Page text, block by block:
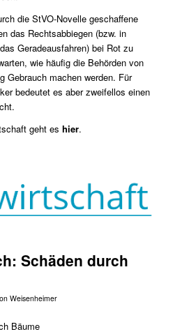
die StVO-Novelle geschaffene
das Rechtsabbiegen (bzw. in
Geradeausfahren) bei Rot zu
wie häufig die Behörden von
Gebrauch machen werden. Für
bedeutet es aber zweifellos einen
geht es hier.
Schäden durch
Weisenheimer
Bäume